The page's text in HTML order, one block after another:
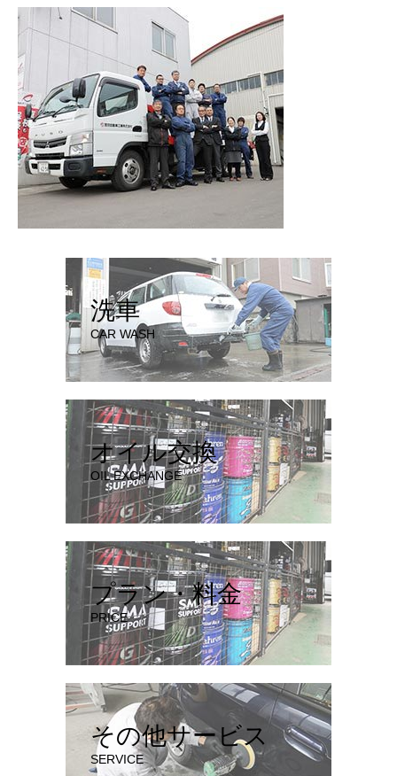
洗車
CAR WASH
オイル交換
OIL EXCHANGE
プラン・料金
PRICE
その他サービス
SERVICE